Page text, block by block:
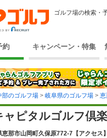
ゴルフ場の検索・
約 キャンペーン・特集
部のゴルフ場 > 岐阜県のゴルフ場 >
ャピタルゴルフ倶
恵那市山岡町久保原772-7 【アクセ